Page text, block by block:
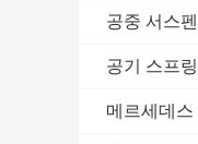
공중 서스
공기 스프
메르세데